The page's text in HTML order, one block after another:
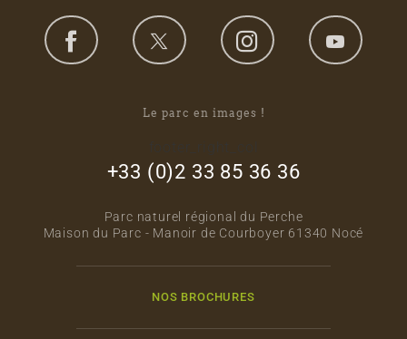
Le parc en images !
+33 (0)2 33 85 36 36
Parc naturel régional du Perche
Maison du Parc - Manoir de Courboyer 61340 Nocé
NOS BROCHURES